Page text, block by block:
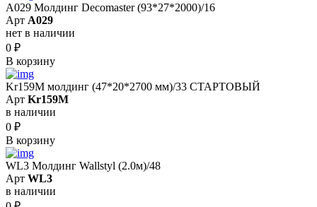
A029 Молдинг Decomaster (93*27*2000)/16
Арт A029
нет в наличии
0 ₽
В корзину
Kr159M молдинг (47*20*2700 мм)/33 СТАРТОВЫЙ
Арт Kr159M
в наличии
0 ₽
В корзину
WL3 Молдинг Wallstyl (2.0м)/48
Арт WL3
в наличии